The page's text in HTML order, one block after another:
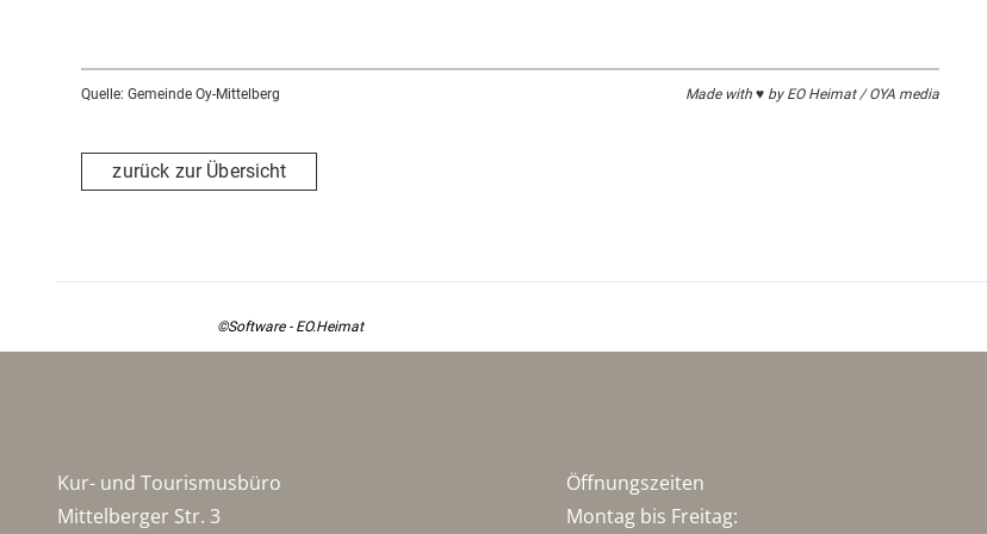
Quelle: Gemeinde Oy-Mittelberg Made with ♥ by EO Heimat / OYA media
zurück zur Übersicht
©Software - EO.Heimat
Kur- und Tourismusbüro
Mittelberger Str. 3
Öffnungszeiten
Montag bis Freitag: